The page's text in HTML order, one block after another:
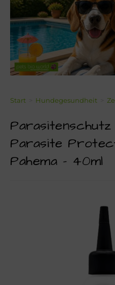
Unser Team!
Blog
Kontakt
Napf-Wissen!
Terminvereinbarung
Seealgenmehl-Rechner
Start Hundegesundheit
Parasite
Pahema – 40ml